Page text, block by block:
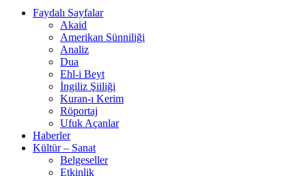
Faydalı Sayfalar
Akaid
Amerikan Sünniliği
Analiz
Dua
Ehl-i Beyt
İngiliz Şiiliği
Kuran-ı Kerim
Röportaj
Ufuk Açanlar
Haberler
Kültür – Sanat
Belgeseller
Etkinlik